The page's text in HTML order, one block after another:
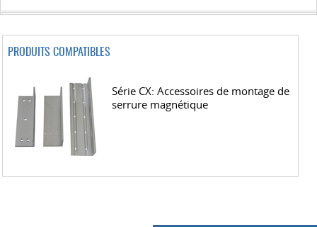
PRODUITS COMPATIBLES
Série CX: Accessoires de montage de
serrure magnétique